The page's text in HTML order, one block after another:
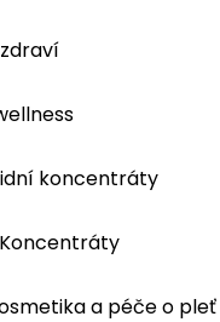
koncentráty
a péče o pleť